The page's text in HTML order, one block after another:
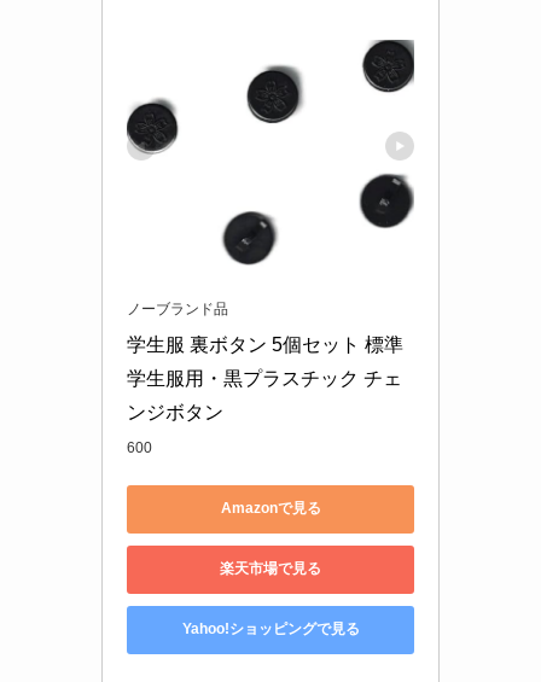
ノーブランド品
学生服 裏ボタン 5個セット 標準
学生服用・黒プラスチック チェ
ンジボタン
600
Amazonで見る
楽天市場で見る
Yahoo!ショッピングで見る